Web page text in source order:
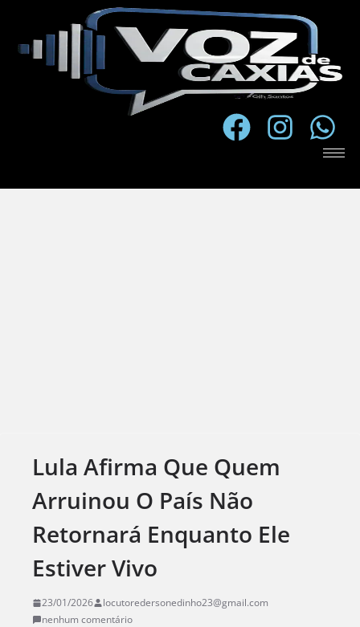
Lula Afirma Que Quem
Arruinou O País Não
Retornará Enquanto Ele
Estiver Vivo
23/01/2026
locutoredersonedinho23@gmail.com
nenhum comentário